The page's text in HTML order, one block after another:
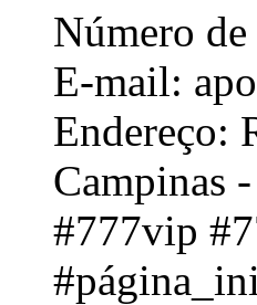
Número
E-mail:
Endereço:
Campinas
#777vip